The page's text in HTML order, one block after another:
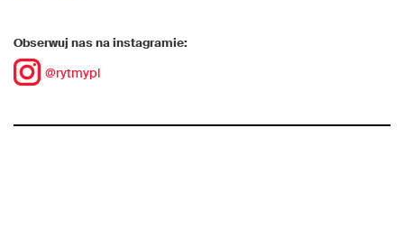
Obserwuj nas na instagramie:
@rytmypl